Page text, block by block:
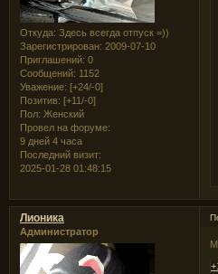
Откуда: Здесь всегда отпуск =))
Зарегистрирован: 2009-07-10
Приглашений: 0
Сообщений: 1152
Уважение: [+24/-0]
Позитив: [+11/-0]
Пол: Женский
Провел на форуме:
9 дней 4 часа
Последний визит:
2025-01-28 01:48:15
Лионика
Администратор